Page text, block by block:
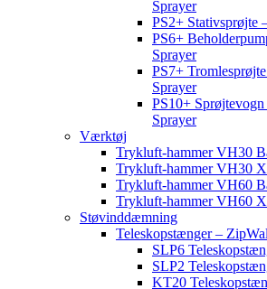
Sprayer
PS2+ Stativsprøjte
PS6+
Sprayer
PS7+
Sprayer
PS10+
Sprayer
Værktøj
Trykluft-hammer VH30
Trykluft-hammer VH30
Trykluft-hammer VH60
Trykluft-hammer VH60
Støvinddæmning
Teleskopstænger –
SLP6
SLP2
KT20